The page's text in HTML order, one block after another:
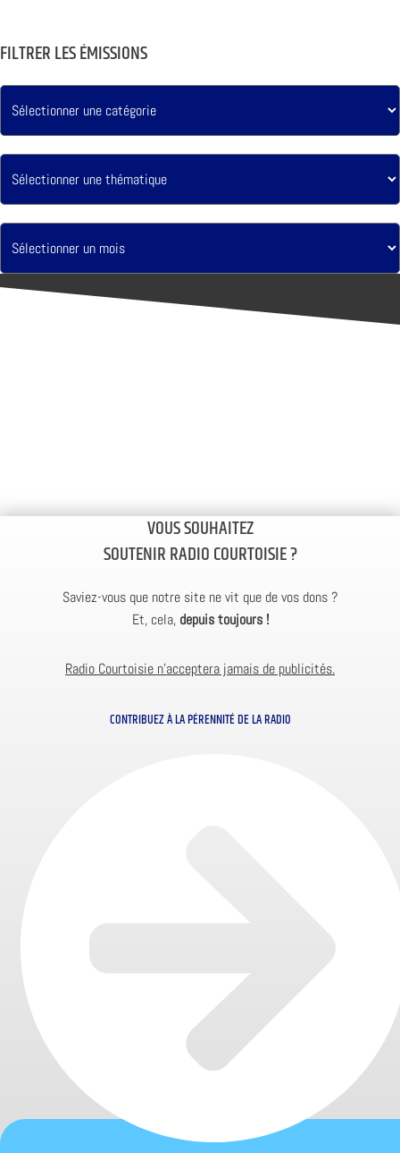
FILTRER LES ÉMISSIONS
VOUS SOUHAITEZ
SOUTENIR RADIO COURTOISIE ?
Saviez-vous que notre site ne vit que de vos dons ?
Et, cela, depuis toujours !
Radio Courtoisie n’acceptera jamais de publicités.
CONTRIBUEZ À LA PÉRENNITÉ DE LA RADIO